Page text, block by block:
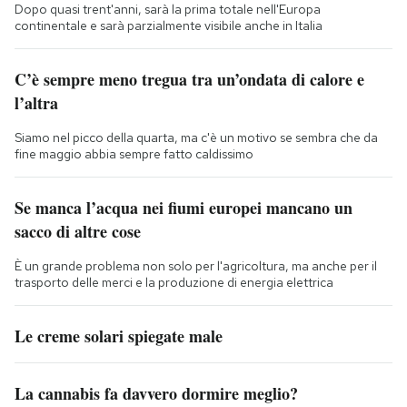
Dopo quasi trent'anni, sarà la prima totale nell'Europa
continentale e sarà parzialmente visibile anche in Italia
C’è sempre meno tregua tra un’ondata di calore e
l’altra
Siamo nel picco della quarta, ma c'è un motivo se sembra che da
fine maggio abbia sempre fatto caldissimo
Se manca l’acqua nei fiumi europei mancano un
sacco di altre cose
È un grande problema non solo per l'agricoltura, ma anche per il
trasporto delle merci e la produzione di energia elettrica
Le creme solari spiegate male
La cannabis fa davvero dormire meglio?